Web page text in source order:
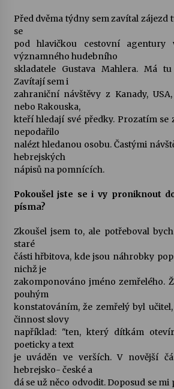
Před dvěma týdny sem zavítal zájezd
se
pod hlavičkou cestovní agentury
významného hudebního
skladatele Gustava Mahlera. Má
Zavítají sem i
zahraniční návštěvy z Kanady,
nebo Rakouska,
kteří hledají své předky. Prozatím se
nepodařilo
nalézt hledanou osobu. Častými
hebrejských
nápisů na pomnících.
Pokoušel jste se i vy proniknout
písma?
Zkoušel jsem to, ale potřeboval
staré
části hřbitova, kde jsou náhrobky
nichž je
zakomponováno jméno zemřelého.
pouhým
konstatováním, že zemřelý byl
činnost slovy
například: "ten, který dítkám
poeticky a text
je uváděn ve verších. V novější
hebrejsko- české a
dá se už něco odvodit. Doposud se